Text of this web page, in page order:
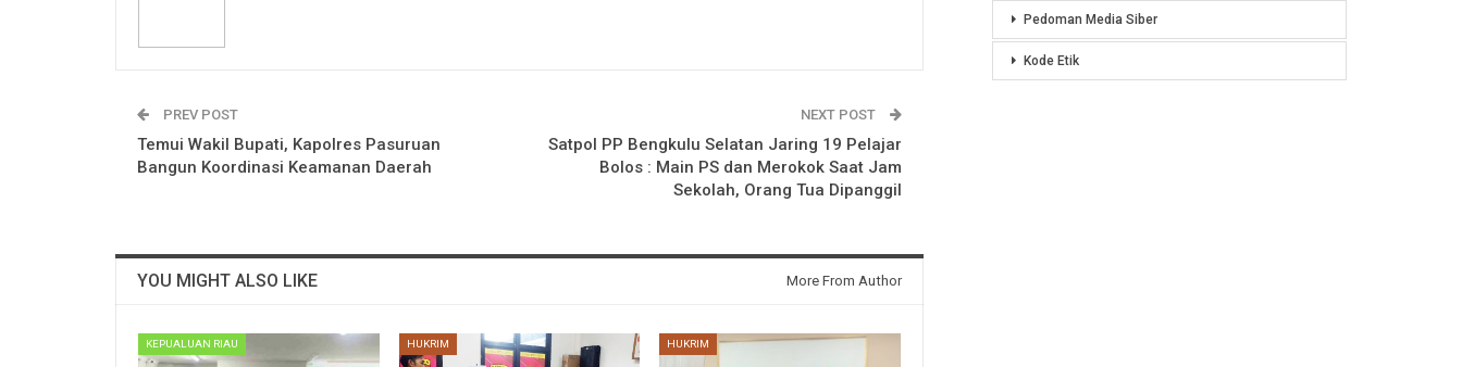
PREV POST
Temui Wakil Bupati, Kapolres Pasuruan
Bangun Koordinasi Keamanan Daerah
NEXT POST
Satpol PP Bengkulu Selatan Jaring 19 Pelajar
Bolos : Main PS dan Merokok Saat Jam
Sekolah, Orang Tua Dipanggil
YOU MIGHT ALSO LIKE More From Author
KEPUALUAN RIAU HUKRIM HUKRIM
Pedoman Media Siber
Kode Etik